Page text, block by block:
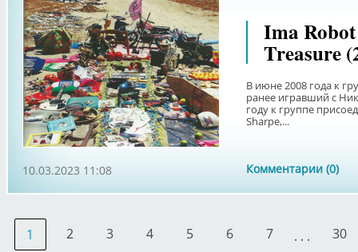
Ima
Treasure
В июне 2008 года к
ранее игравший с
году к группе
Sharpe,...
Комментарии (0)
10.03.2023 11:08
1 2 3 4 5 6 7 . . . 30